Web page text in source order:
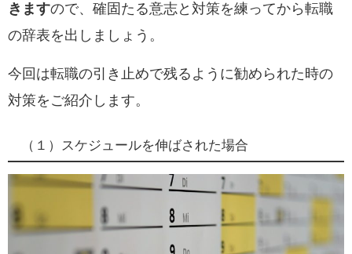
きますので、確固たる意志と対策を練ってから転職
の辞表を出しましょう。
今回は転職の引き止めで残るように勧められた時の
対策をご紹介します。
（１）スケジュールを伸ばされた場合